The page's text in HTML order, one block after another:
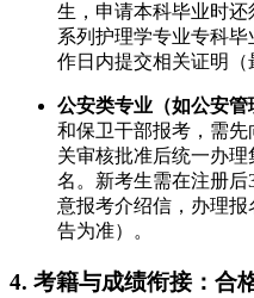
生，申请本科毕业时
系列护理学专业专科
作日内提交相关证明（
公安类专业（如公安管
和保卫干部报考，需
关审核批准后统一办
名。新考生需在注册后
意报考介绍信，办理
告为准）。
4. 考籍与成绩衔接：合